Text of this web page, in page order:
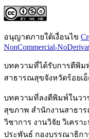
อนุญาตภายใต้เงื่อนไข
NonCommercial-
บทความที่ได้รับการตีพิม
สาธารณสุขจังหวัดร้อยเ
บทความที่ลงตีพิมพ์ในวา
สุขภาพ สํานักงานสาธา
วิชาการ งานวิจัย วิเคร
ประพันธ์ กองบรรณาธิกา